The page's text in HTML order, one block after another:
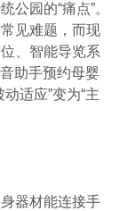
园的“痛点”。
见难题，而现
、智能导览系
助手预约母婴
适应”变为“主
器材能连接手